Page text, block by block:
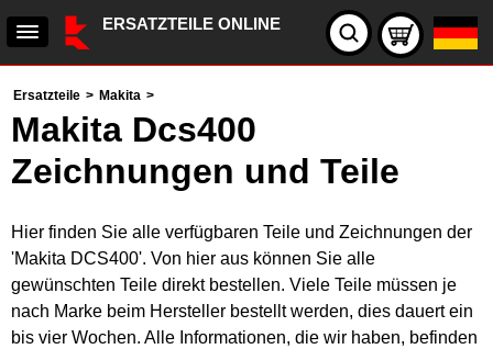
ERSATZTEILE ONLINE
Ersatzteile > Makita >
Makita Dcs400
Zeichnungen und Teile
Hier finden Sie alle verfügbaren Teile und Zeichnungen der
'Makita DCS400'. Von hier aus können Sie alle
gewünschten Teile direkt bestellen. Viele Teile müssen je
nach Marke beim Hersteller bestellt werden, dies dauert ein
bis vier Wochen. Alle Informationen, die wir haben, befinden